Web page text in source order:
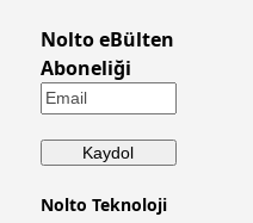
Nolto eBülten
Aboneliği
Nolto Teknoloji